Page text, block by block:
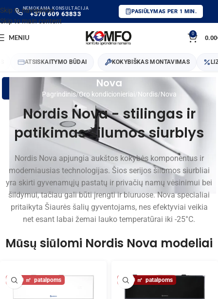
Skip to navigation
Skip to main content
NEMOKAMA KONSULTACIJA
+370 609 63833 PASIŪLYMAS PER 1 MIN.
MENIU 0
0.00
ATSISKAITYMO BŪDAI KOKYBIŠKAS MONTAVIMAS
Nova
Pagrindinis Oro kondicionieriai Nordis Nova
Nordis Nova - stilingas ir
patikimas šilumos siurblys
Nordis Nova apjungia aukštos kokybės komponentus ir
moderniausias technologijas. Šios serijos šilumos siurbliai
yra skirti gyvenamųjų pastatų ir privačių namų vėsinimui bei
šildymui, tačiau gali būti įrengti ir biuruose. Nova specialiai
pritaikyta Šiaurės šalių gyventojams, nes efektyviai veikia
net esant labai žemai lauko temperatūrai iki -25°C.
Mūsų siūlomi Nordis Nova modeliai
30 30